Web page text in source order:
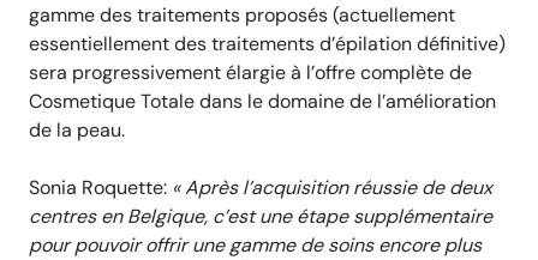
gamme des traitements proposés (actuellement
essentiellement des traitements d’épilation définitive)
sera progressivement élargie à l’offre complète de
Cosmetique Totale dans le domaine de l’amélioration
de la peau.
Sonia Roquette: « Après l’acquisition réussie de deux
centres en Belgique, c’est une étape supplémentaire
pour pouvoir offrir une gamme de soins encore plus